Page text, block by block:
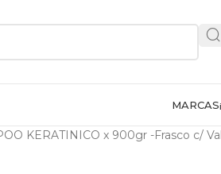
MARCAS
KERATINICO x 900gr -Frasco c/